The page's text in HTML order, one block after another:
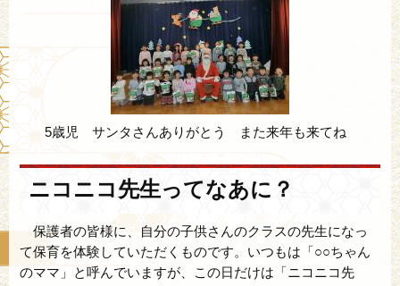
5歳児 サンタさんありがとう また来年も来てね
ニコニコ先生ってなあに？
保護者の皆様に、自分の子供さんのクラスの先生になっ
て保育を体験していただくものです。いつもは「○○ちゃん
のママ」と呼んでいますが、この日だけは「ニコニコ先